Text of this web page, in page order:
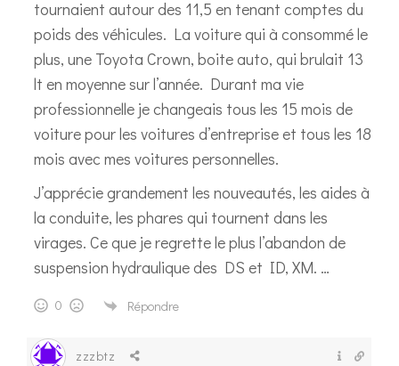
tournaient autour des 11,5 en tenant comptes du
poids des véhicules. La voiture qui à consommé le
plus, une Toyota Crown, boite auto, qui brulait 13
lt en moyenne sur l’année. Durant ma vie
professionnelle je changeais tous les 15 mois de
voiture pour les voitures d’entreprise et tous les 18
mois avec mes voitures personnelles.
J’apprécie grandement les nouveautés, les aides à
la conduite, les phares qui tournent dans les
virages. Ce que je regrette le plus l’abandon de
suspension hydraulique des DS et ID, XM. …
0 Répondre
zzzbtz